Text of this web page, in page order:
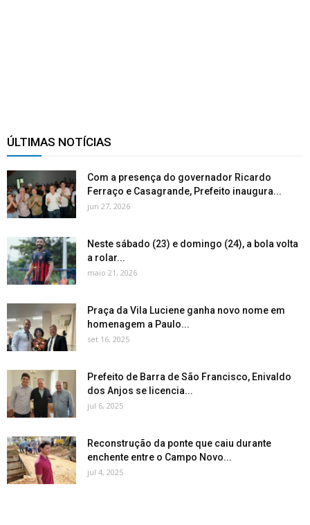
ÚLTIMAS NOTÍCIAS
Com a presença do governador Ricardo
Ferraço e Casagrande, Prefeito inaugura...
jun 27, 2026
Neste sábado (23) e domingo (24), a bola volta
a rolar...
maio 21, 2026
Praça da Vila Luciene ganha novo nome em
homenagem a Paulo...
set 16, 2025
Prefeito de Barra de São Francisco, Enivaldo
dos Anjos se licencia...
jul 6, 2025
Reconstrução da ponte que caiu durante
enchente entre o Campo Novo...
jul 4, 2025